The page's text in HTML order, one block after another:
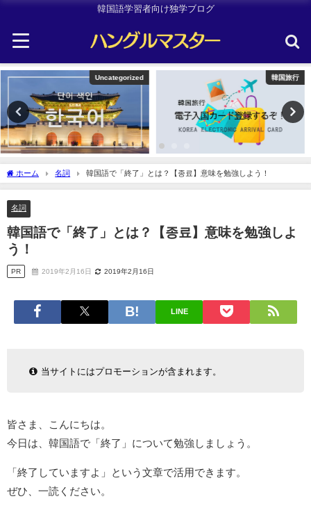
韓国語学習者向け独学ブログ
韓国旅行 TOPIK
ホーム 名詞 韓国語で「終了」とは？【종료】意味を勉強しよう！
名詞
韓国語で「終了」とは？【종료】意味を勉強しよ
う！
PR 2019年2月16日 2019年2月16日
LINE
当サイトにはプロモーションが含まれます。
皆さま、こんにちは。
今日は、韓国語で「終了」について勉強しましょう。
「終了していますよ」という文章で活用できます。
ぜひ、一読ください。